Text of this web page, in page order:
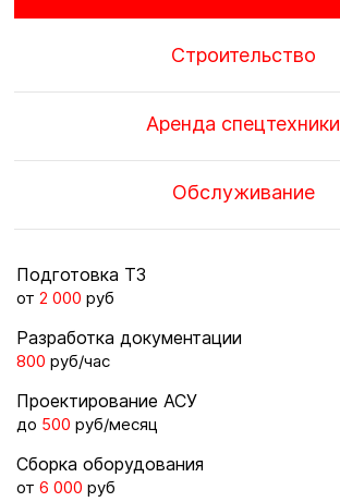
Строительство
Аренда спецтехники
Обслуживание
Подготовка ТЗ
от 2 000 руб
Разработка документации
800 руб/час
Проектирование АСУ
до 500 руб/месяц
Сборка оборудования
от 6 000 руб